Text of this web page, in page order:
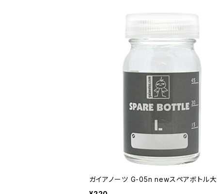
ガイアノーツ G-05n newスペアボトル大